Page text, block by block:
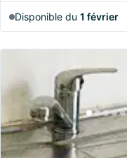
Disponible du 1 février